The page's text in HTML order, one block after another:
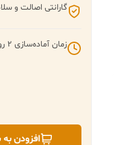
گارانتی اصالت و
زمان آماده‌سازی 2
افزودن